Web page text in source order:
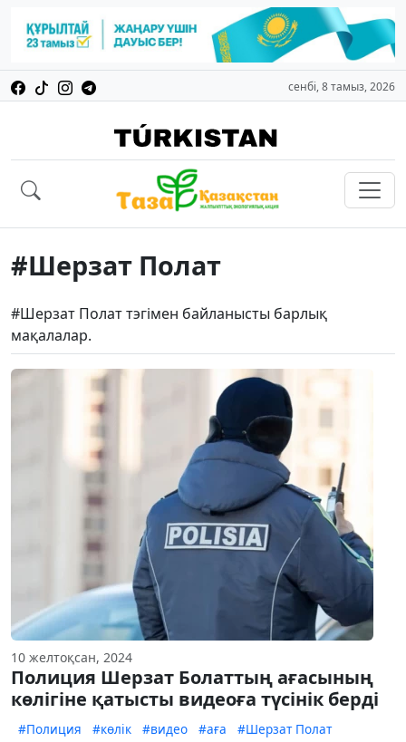
сенбі, 8 тамыз, 2026
#Шерзат Полат
#Шерзат Полат тэгімен байланысты барлық
мақалалар.
10 желтоқсан, 2024
Полиция Шерзат Болаттың ағасының
көлігіне қатысты видеоға түсінік берді
#Полиция #көлік #видео #аға #Шерзат Полат